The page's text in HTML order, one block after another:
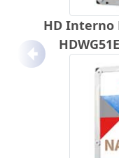
HD Interno
Anterior